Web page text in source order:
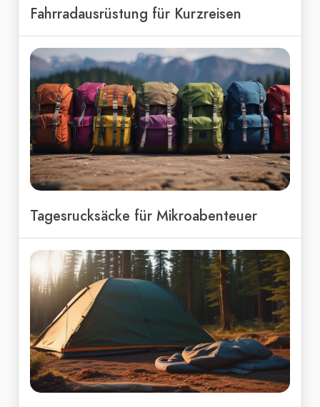
Fahrradausrüstung für Kurzreisen
Tagesrucksäcke für Mikroabenteuer